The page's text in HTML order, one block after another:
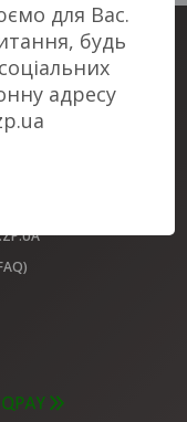
У НАС!
для Вас.
будь
адресу